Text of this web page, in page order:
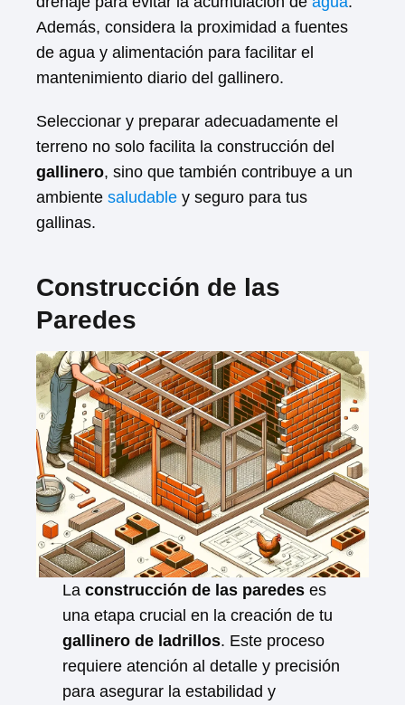
Además, considera la proximidad a fuentes
de agua y alimentación para facilitar el
mantenimiento diario del gallinero.
Seleccionar y preparar adecuadamente el
terreno no solo facilita la construcción del
gallinero, sino que también contribuye a un
ambiente saludable y seguro para tus
gallinas.
Construcción de las
Paredes
Laconstrucción de las paredes es
una etapa crucial en la creación de tu
gallinero de ladrillos. Este proceso
requiere atención al detalle y precisión
para asegurar la estabilidad y